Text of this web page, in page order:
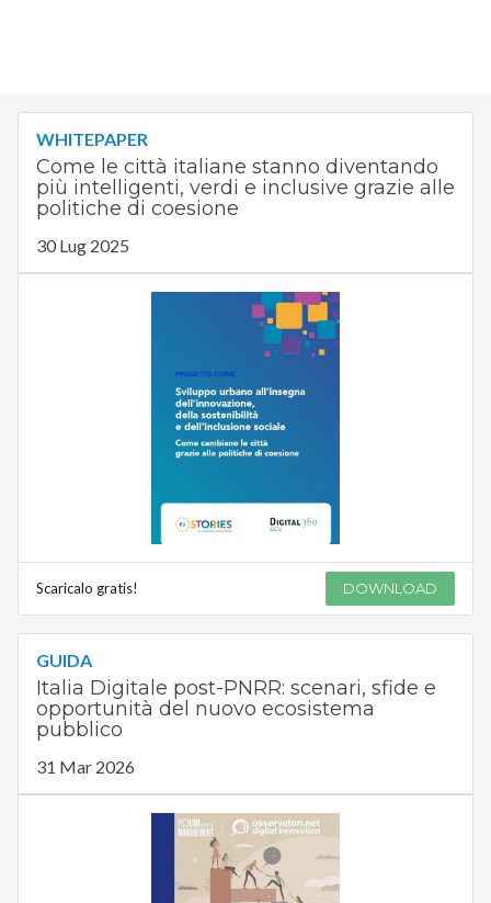
WHITEPAPER
Come le città italiane stanno diventando
più intelligenti, verdi e inclusive grazie alle
politiche di coesione
30 Lug 2025
Scaricalo gratis! DOWNLOAD
GUIDA
Italia Digitale post-PNRR: scenari, sfide e
opportunità del nuovo ecosistema
pubblico
31 Mar 2026